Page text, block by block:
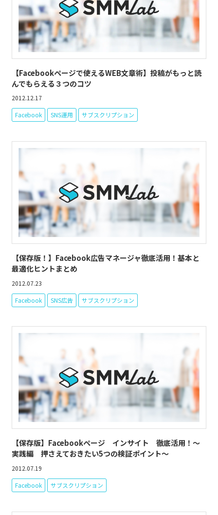
【Facebookページで使えるWEB文章術】投稿がもっと読
んでもらえる３つのコツ
2012.12.17
Facebook SNS運用 サブスクリプション
【保存版！】Facebook広告マネージャ徹底活用！基本と
最適化ヒントまとめ
2012.07.23
Facebook SNS広告 サブスクリプション
【保存版】Facebookページ インサイト 徹底活用！～
実践編 押さえておきたい5つの検証ポイント～
2012.07.19
Facebook サブスクリプション